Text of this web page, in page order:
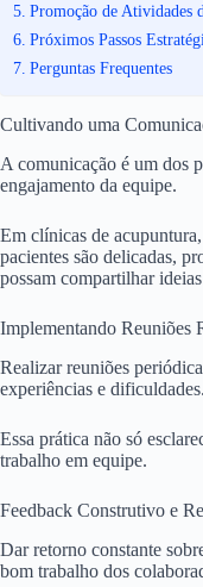
Promoção de Atividades
Próximos Passos
Perguntas Frequentes
Cultivando uma
A comunicação é um dos
engajamento da equipe.
Em clínicas de
pacientes são delicadas,
possam compartilhar
Implementando Reuniões
Realizar reuniões
experiências e dificuldades.
Essa prática não só
trabalho em equipe.
Feedback Construtivo e
Dar retorno constante
bom trabalho dos